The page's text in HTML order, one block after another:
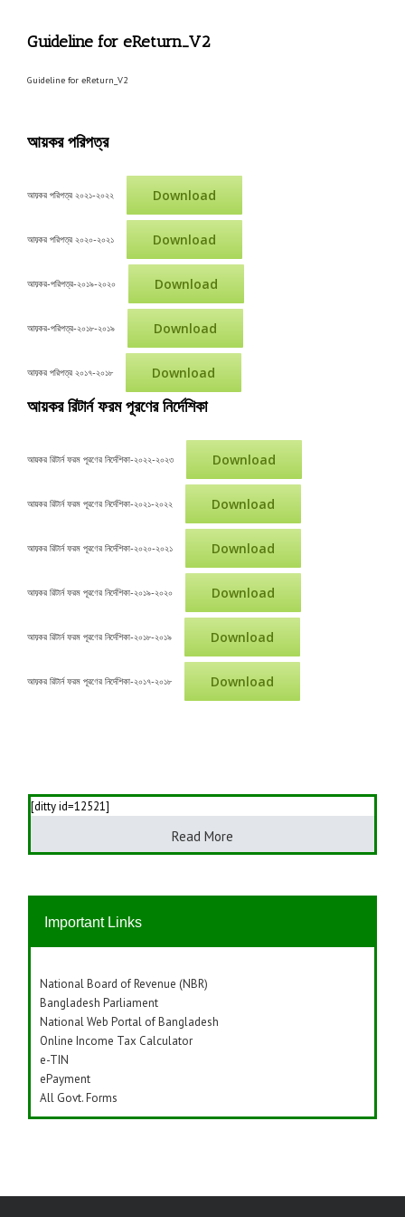
Guideline for eReturn_V2
Guideline for eReturn_V2
আয়কর পরিপত্র
আয়কর পরিপত্র ২০২১-২০২২ Download
আয়কর পরিপত্র ২০২০-২০২১ Download
আয়কর-পরিপত্র-২০১৯-২০২০ Download
আয়কর-পরিপত্র-২০১৮-২০১৯ Download
আয়কর পরিপত্র ২০১৭-২০১৮ Download
আয়কর রিটার্ন ফরম পূরণের নির্দেশিকা
আয়কর রিটার্ন ফরম পূরণের নির্দেশিকা-২০২২-২০২৩ Download
আয়কর রিটার্ন ফরম পূরণের নির্দেশিকা-২০২১-২০২২ Download
আয়কর রিটার্ন ফরম পূরণের নির্দেশিকা-২০২০-২০২১ Download
আয়কর রিটার্ন ফরম পূরণের নির্দেশিকা-২০১৯-২০২০ Download
আয়কর রিটার্ন ফরম পূরণের নির্দেশিকা-২০১৮-২০১৯ Download
আয়কর রিটার্ন ফরম পূরণের নির্দেশিকা-২০১৭-২০১৮ Download
[ditty id=12521]
Read More
Important Links
National Board of Revenue (NBR)
Bangladesh Parliament
National Web Portal of Bangladesh
Online Income Tax Calculator
e-TIN
ePayment
All Govt. Forms